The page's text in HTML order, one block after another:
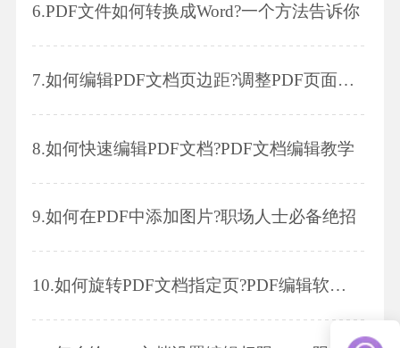
6.PDF文件如何转换成Word?一个方法告诉你
7.如何编辑PDF文档页边距?调整PDF页面大小
8.如何快速编辑PDF文档?PDF文档编辑教学
9.如何在PDF中添加图片?职场人士必备绝招
10.如何旋转PDF文档指定页?PDF编辑软件分享